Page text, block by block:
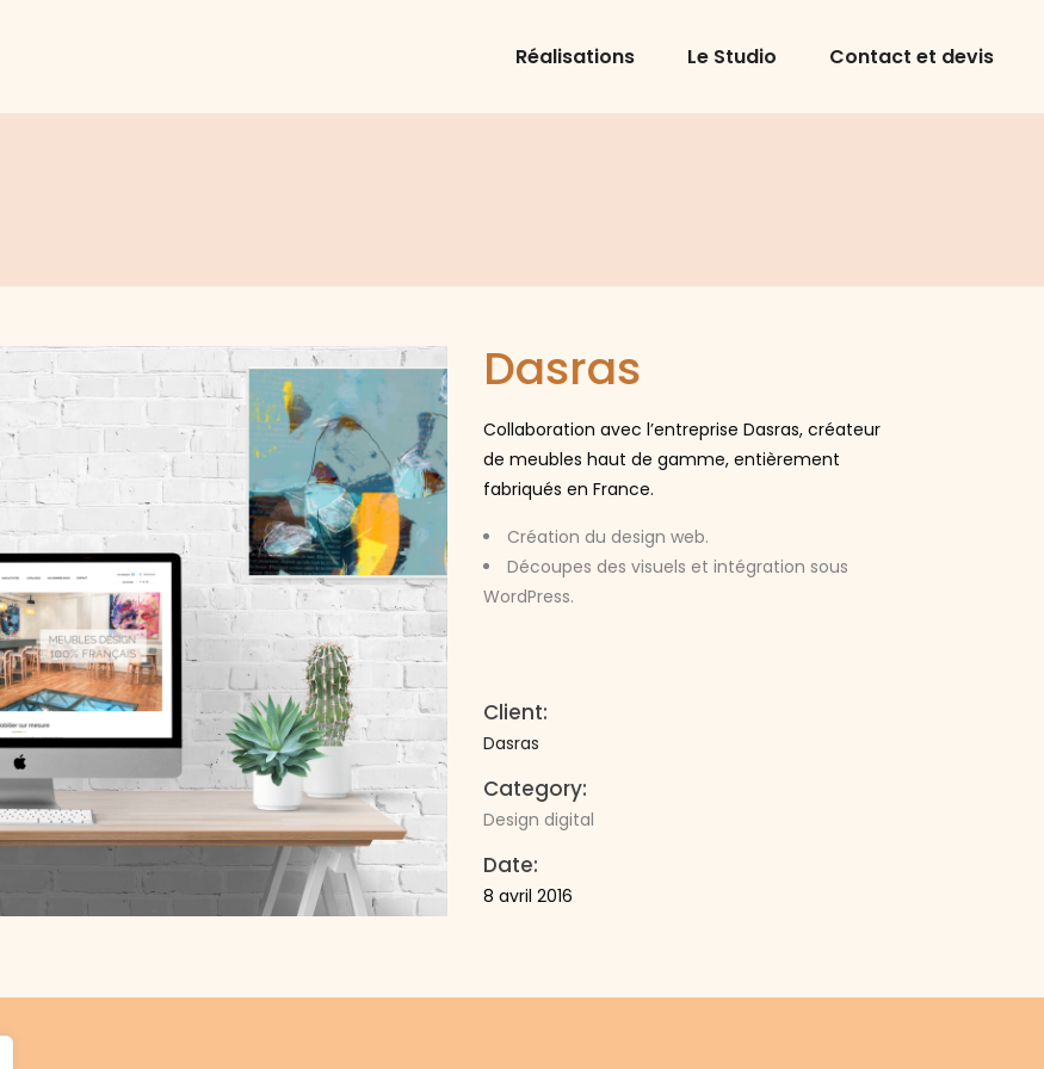
Réalisations Le Studio Contact et devis
Dasras
Collaboration avec l’entreprise Dasras, créateur
de meubles haut de gamme, entièrement
fabriqués en France.
Création du design web.
Découpes des visuels et intégration sous
WordPress.
Client:
Dasras
Category:
Design digital
Date:
8 avril 2016